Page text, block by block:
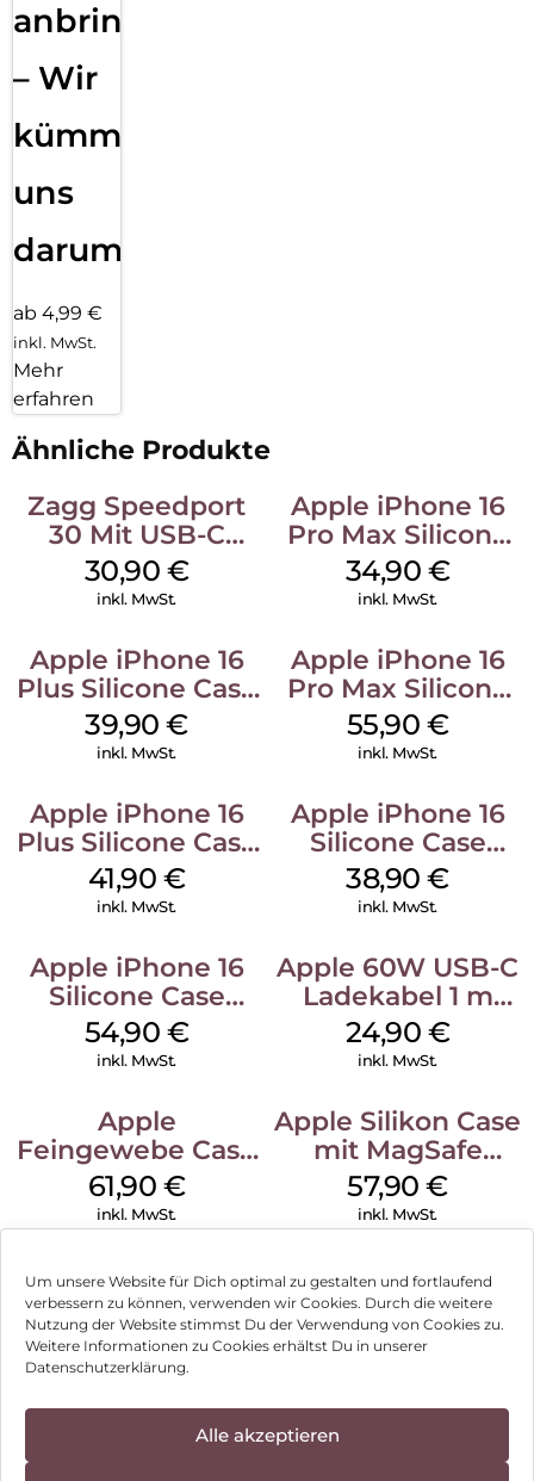
Um unsere Website für Dich optimal zu gestalten und fortlaufend
verbessern zu können, verwenden wir Cookies. Durch die weitere
Nutzung der Website stimmst Du der Verwendung von Cookies zu.
Weitere Informationen zu Cookies erhältst Du in unserer
Datenschutzerklärung.
Alle akzeptieren
anbringen
– Wir
kümmern
uns
darum!
ab 4,99 €
inkl. MwSt.
Mehr
erfahren
Ähnliche Produkte
Zagg Speedport
30 Mit USB-C
Kabel Weiß
30,90 €
inkl. MwSt.
Apple iPhone 16
Pro Max Silicone
Case MagSafe
Denim
34,90 €
inkl. MwSt.
Apple iPhone 16
Plus Silicone Case
MagSafe Plum
39,90€
inkl. MwSt.
Apple iPhone 16
Pro Max Silicone
Case MagSafe
Stone Gray
55,90 €
inkl. MwSt.
Apple iPhone 16
Plus Silicone Case
MagSafe Stone
Gray
41,90 €
inkl. MwSt.
Apple iPhone 16
Silicone Case
MagSafe
Ultramarine
38,90€
inkl. MwSt.
Apple iPhone 16
Silicone Case
MagSafe Lake
Green
54,90 €
inkl. MwSt.
Apple 60W USB-C
Ladekabel 1 m
Weiß
24,90 €
inkl. MwSt.
Apple
Feingewebe Case
iPhone 15 Pro
MagSafe Schwarz
61,90 €
inkl. MwSt.
Apple Silikon Case
mit MagSafe
iPhone 14 Pro
(PRODUCT)RED
57,90€
inkl. MwSt.
Impressum
Können wir Dir behilflich sein?